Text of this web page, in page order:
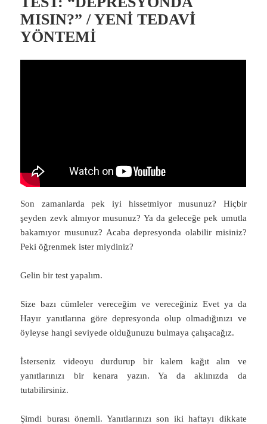
MISIN?” / YENİ TEDAVİ
YÖNTEMİ
Son zamanlarda pek iyi hissetmiyor musunuz? Hiçbir
şeyden zevk almıyor musunuz? Ya da geleceğe pek umutla
bakamıyor musunuz? Acaba depresyonda olabilir misiniz?
Peki öğrenmek ister miydiniz?
Gelin bir test yapalım.
Size bazı cümleler vereceğim ve vereceğiniz Evet ya da
Hayır yanıtlarına göre depresyonda olup olmadığınızı ve
öyleyse hangi seviyede olduğunuzu bulmaya çalışacağız.
İsterseniz videoyu durdurup bir kalem kağıt alın ve
yanıtlarınızı bir kenara yazın. Ya da aklınızda da
tutabilirsiniz.
Şimdi burası önemli. Yanıtlarınızı son iki haftayı dikkate